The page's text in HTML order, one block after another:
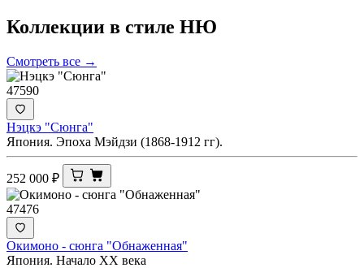
Коллекции в стиле НЮ
Смотреть все →
47590
Нэцкэ "Сюнга"
Япония. Эпоха Мэйдзи (1868-1912 гг).
252 000 ₽
47476
Окимоно - сюнга "Обнаженная"
Япония. Начало XX века